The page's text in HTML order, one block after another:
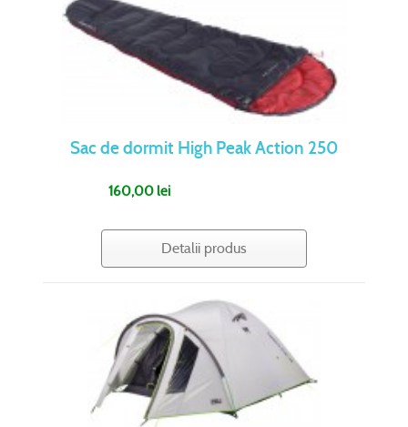
Sac de dormit High Peak Action 250
160,00 lei
Detalii produs